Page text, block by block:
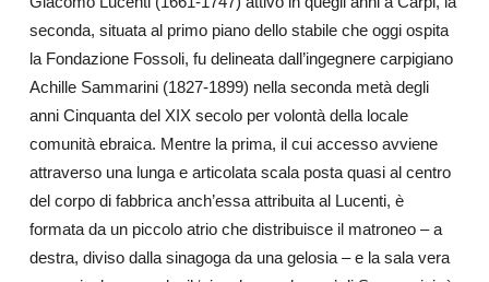
seconda, situata al primo piano dello stabile che oggi ospita
la Fondazione Fossoli, fu delineata dall’ingegnere carpigiano
Achille Sammarini (1827-1899) nella seconda metà degli
anni Cinquanta del XIX secolo per volontà della locale
comunità ebraica. Mentre la prima, il cui accesso avviene
attraverso una lunga e articolata scala posta quasi al centro
del corpo di fabbrica anch’essa attribuita al Lucenti, è
formata da un piccolo atrio che distribuisce il matroneo – a
destra, diviso dalla sinagoga da una gelosia – e la sala vera